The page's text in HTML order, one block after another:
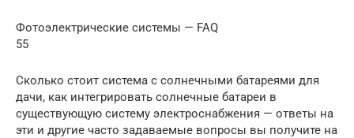
Фотоэлектрические системы — FAQ
55
Сколько стоит система с солнечными батареями для
дачи, как интегрировать солнечные батареи в
существующую систему электроснабжения — ответы на
эти и другие часто задаваемые вопросы вы получите на